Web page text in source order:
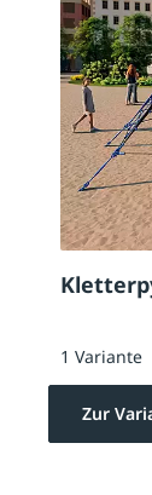
1 Variante
Zur